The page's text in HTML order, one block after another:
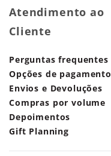
Atendimento ao
Cliente
Perguntas frequentes
Opções de pagamento
Envios e Devoluções
Compras por volume
Depoimentos
Gift Planning